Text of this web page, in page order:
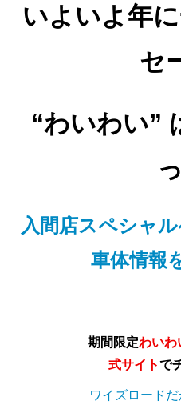
いよいよ年
セ
“わいわい”
入間店スペシャ
車体情報
期間限定わいわ
式サイトで
ワイズロード